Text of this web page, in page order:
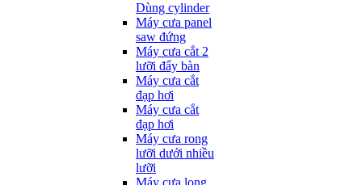
Dùng cylinder
Máy cưa panel
saw đứng
Máy cưa cắt 2
lưỡi đẩy bàn
Máy cưa cắt
đạp hơi
Máy cưa cắt
đạp hơi
Máy cưa rong
lưỡi dưới nhiều
lưỡi
Máy cưa lọng